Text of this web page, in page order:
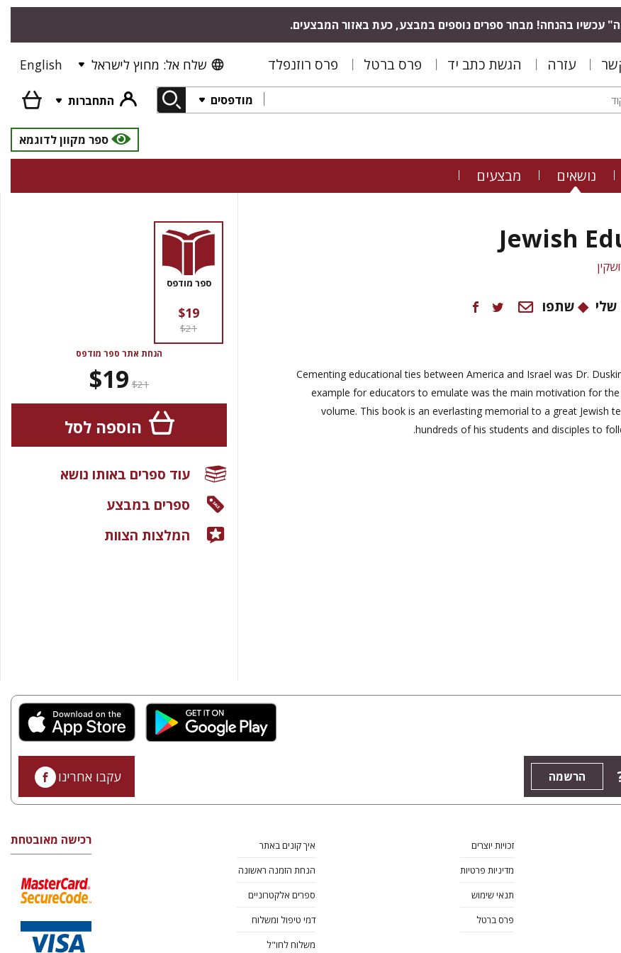
עכשיו בהנחה! מבחר ספרים נוספים במבצע, כעת באזור המבצעים.
עזרה הגשת כתב יד פרס ברטל פרס רוזנפלד שלח אל: מחוץ לישראל English
מודפסים
התחברות
ספר מקוון לדוגמא
נושאים מבצעים
Jewish
שתפו
Cementing educational ties between America and Israel was Dr.
example for educators to emulate was the main motivation for
volume. This book is an everlasting memorial to a great Jewish
hundreds of his students and disciples to
ספר מודפס
$19
$21
הנחת אתר ספר מודפס
$21
$19
הוספה לסל
עוד ספרים באותו נושא
ספרים במבצע
המלצות הצוות
הרשמה עקבו אחרינו
זכויות יוצרים
מדיניות פרטיות
תנאי שימוש
פרס ברטל
איך קונים באתר
הנחת הזמנה ראשונה
ספרים אלקטרוניים
דמי טיפול ומשלוח
משלוח לחו"ל
רכישה מאובטחת